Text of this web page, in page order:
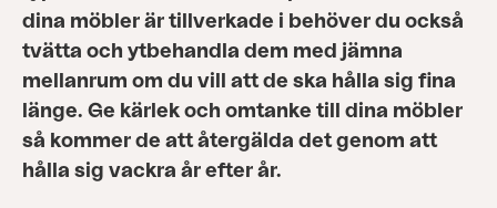
dina möbler är tillverkade i behöver du också
tvätta och ytbehandla dem med jämna
mellanrum om du vill att de ska hålla sig fina
länge. Ge kärlek och omtanke till dina möbler
så kommer de att återgälda det genom att
hålla sig vackra år efter år.